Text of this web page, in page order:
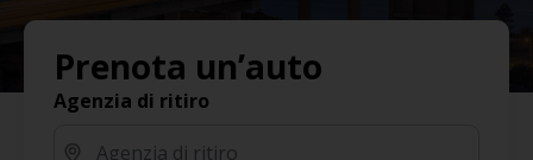
Prenota un’auto
Agenzia di ritiro